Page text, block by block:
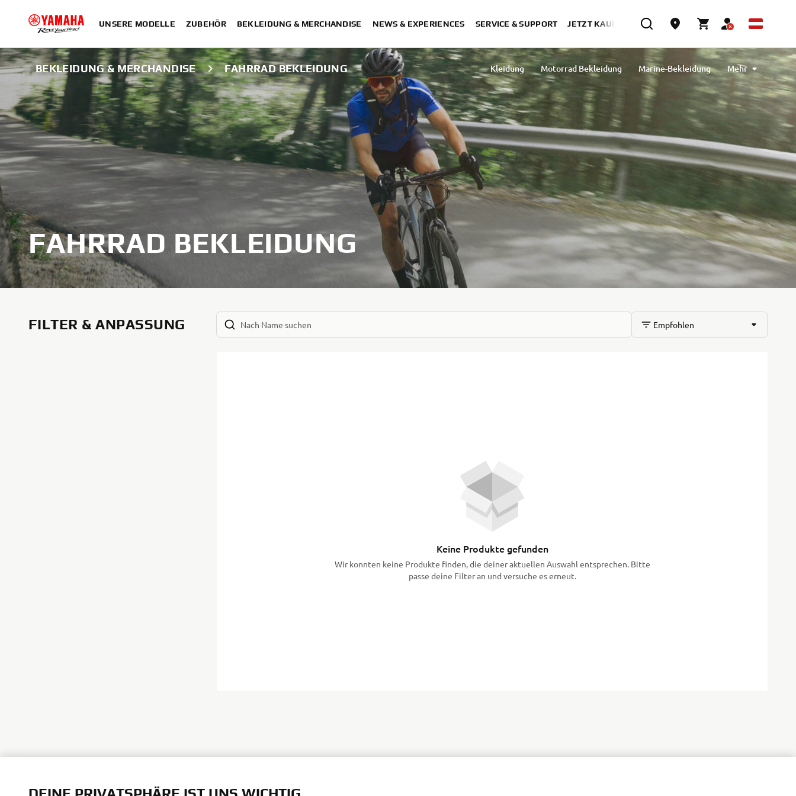
UNSERE MODELLE ZUBEHÖR BEKLEIDUNG & MERCHANDISE NEWS & EXPERIENCES SERVICE & SUPPORT JETZT KAUFEN
BEKLEIDUNG & MERCHANDISE FAHRRAD BEKLEIDUNG Kleidung Motorrad Bekleidung
Marine-Bekleidung
Fahrrad Bekleidung
Outlet Geschenke & Lifestyle
Mehr
FAHRRAD BEKLEIDUNG
FILTER & ANPASSUNG Empfohlen
Keine Produkte gefunden
Wir konnten keine Produkte finden, die deiner aktuellen Auswahl entsprechen. Bitte
passe deine Filter an und versuche es erneut.